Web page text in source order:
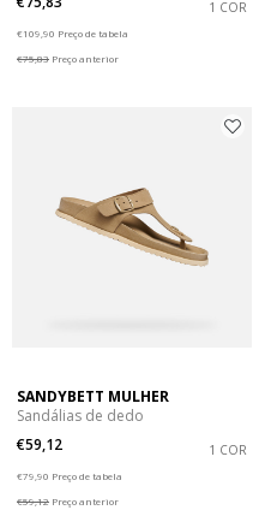
1 COR
€109,90 Preço de tabela
€75,83 Preço anterior
SANDYBETT MULHER
Sandálias de dedo
€59,12
1 COR
€79,90 Preço de tabela
€59,12 Preço anterior